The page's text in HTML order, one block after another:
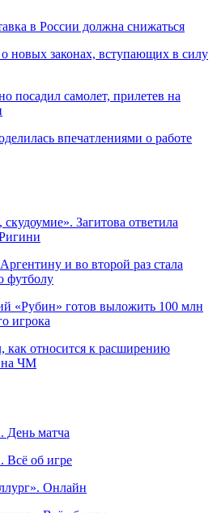
в России должна снижаться
новых законах, вступающих в силу
посадил самолет, прилетев на
впечатлениями о работе
Загитова ответила
и во второй раз стала
футболу
«Рубин» готов выложить 100 млн
игрока
как относится к расширению
на ЧМ
матча
об игре
Онлайн